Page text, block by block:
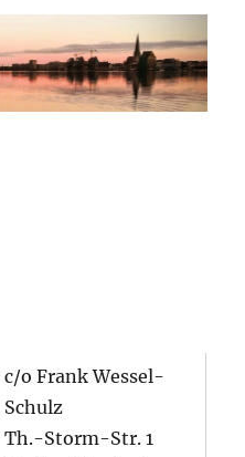
c/o Frank Wessel-
Schulz
Th.-Storm-Str. 1